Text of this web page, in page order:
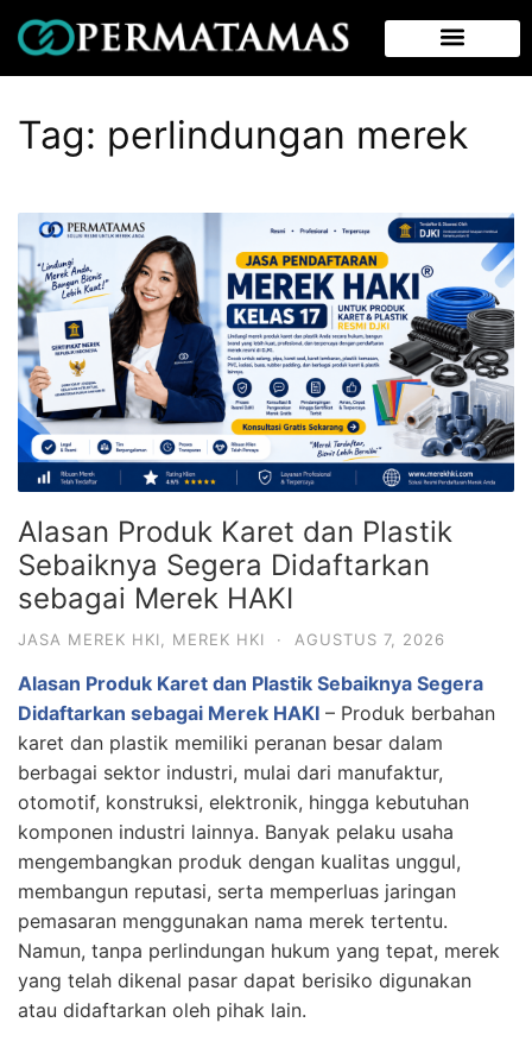
Tag: perlindungan merek
Alasan Produk Karet dan Plastik
Sebaiknya Segera Didaftarkan
sebagai Merek HAKI
JASA MEREK HKI MEREK HKI · AGUSTUS 7, 2026
Alasan Produk Karet dan Plastik Sebaiknya Segera
Didaftarkan sebagai Merek HAKI – Produk berbahan
karet dan plastik memiliki peranan besar dalam
berbagai sektor industri, mulai dari manufaktur,
otomotif, konstruksi, elektronik, hingga kebutuhan
komponen industri lainnya. Banyak pelaku usaha
mengembangkan produk dengan kualitas unggul,
membangun reputasi, serta memperluas jaringan
pemasaran menggunakan nama merek tertentu.
Namun, tanpa perlindungan hukum yang tepat, merek
yang telah dikenal pasar dapat berisiko digunakan
atau didaftarkan oleh pihak lain.